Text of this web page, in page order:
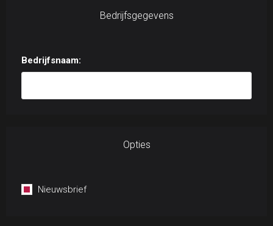
Bedrijfsgegevens
Bedrijfsnaam:
Opties
Nieuwsbrief